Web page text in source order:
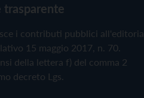
trasparente
i contributi pubblici all'editoria
15 maggio 2017, n. 70.
della lettera f) del comma 2
decreto Lgs.